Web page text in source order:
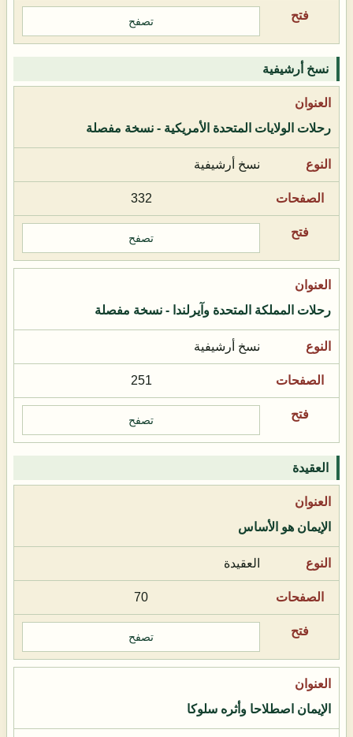
تصفح
نسخ أرشيفية
رحلات الولايات المتحدة الأمريكية - نسخة مفصلة
نسخ أرشيفية
332
تصفح
رحلات المملكة المتحدة وآيرلندا - نسخة مفصلة
نسخ أرشيفية
251
تصفح
العقيدة
الإيمان هو الأساس
العقيدة
70
تصفح
الإيمان اصطلاحا وأثره سلوكا